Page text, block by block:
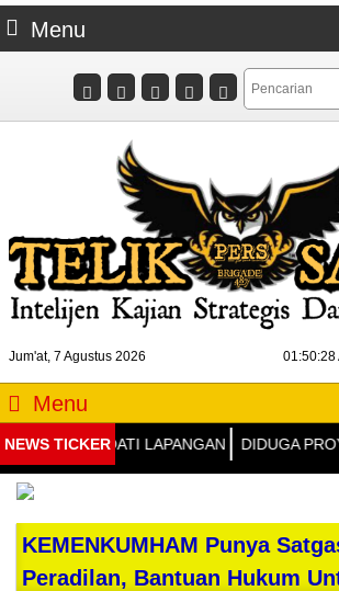
Menu
Jum'at, 7 Agustus 2026 01:50:29
Menu
NEWS TICKERPADATI LAPANGAN DIDUGA
KEMENKUMHAM Punya
Peradilan, Bantuan Hukum